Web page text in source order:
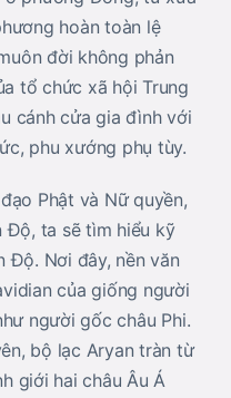
hoàn toàn lệ
đời không phản
tổ chức xã hội Trung
cánh cửa gia đình với
phu xướng phụ tùy.
Phật và Nữ quyền,
Độ, ta sẽ tìm hiểu kỹ
Độ. Nơi đây, nền văn
của giống người
người gốc châu Phi.
bộ lạc Aryan tràn từ
giới hai châu Âu Á